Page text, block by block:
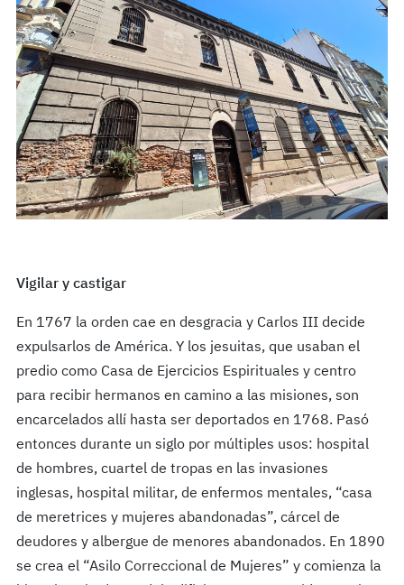
Vigilar y castigar
En 1767 la orden cae en desgracia y Carlos III decide
expulsarlos de América. Y los jesuitas, que usaban el
predio como Casa de Ejercicios Espirituales y centro
para recibir hermanos en camino a las misiones, son
encarcelados allí hasta ser deportados en 1768. Pasó
entonces durante un siglo por múltiples usos: hospital
de hombres, cuartel de tropas en las invasiones
inglesas, hospital militar, de enfermos mentales, “casa
de meretrices y mujeres abandonadas”, cárcel de
deudores y albergue de menores abandonados. En 1890
se crea el “Asilo Correccional de Mujeres” y comienza la